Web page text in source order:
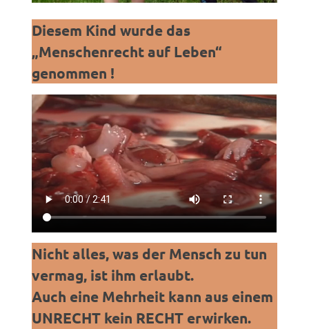
Diesem Kind wurde das
„Menschenrecht auf Leben“
genommen !
Nicht alles, was der Mensch zu tun
vermag, ist ihm erlaubt.
Auch eine Mehrheit kann aus einem
UNRECHT kein RECHT erwirken.